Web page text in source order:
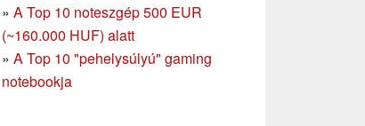
» A Top 10 noteszgép 500 EUR
(~160.000 HUF) alatt
» A Top 10 "pehelysúlyú" gaming
notebookja